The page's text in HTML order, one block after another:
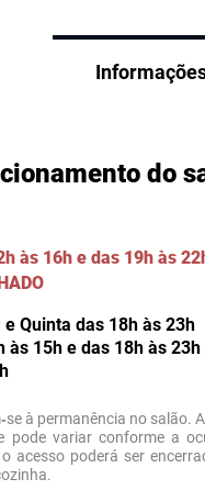
do
às 16h e das 19h às
Quinta das 18h às 23h
às 15h e das 18h às 23h
à permanência no salão.
pode variar conforme a
acesso poderá ser